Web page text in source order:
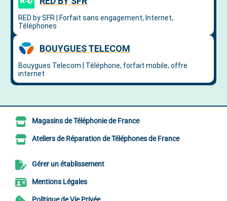
Magasins de Téléphonie de France
Ateliers de Réparation de Téléphones de France
Gérer un établissement
Mentions Légales